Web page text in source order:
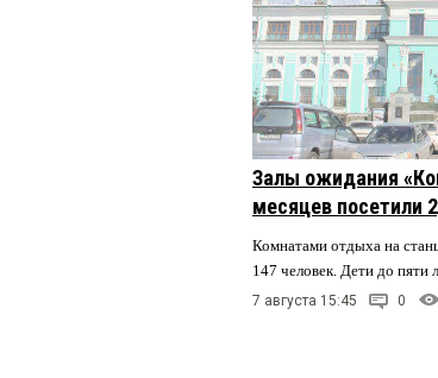
Залы ожидания
месяцев посетили
Комнатами отдыха на
147 человек. Дети до пяти
7 августа 15:45 0